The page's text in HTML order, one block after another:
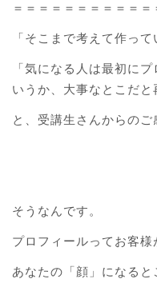
＝＝＝＝＝＝＝＝＝＝＝
「そこまで考えて作って
「気になる人は最初に
いうか、大事なとこだと
と、受講生さんからのご
そうなんです。
プロフィールってお客
あなたの「顔」になると